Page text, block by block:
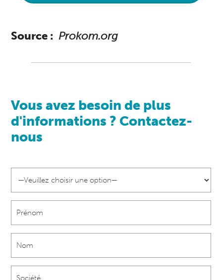
Source : Prokom.org
Vous avez besoin de plus
d'informations ? Contactez-
nous